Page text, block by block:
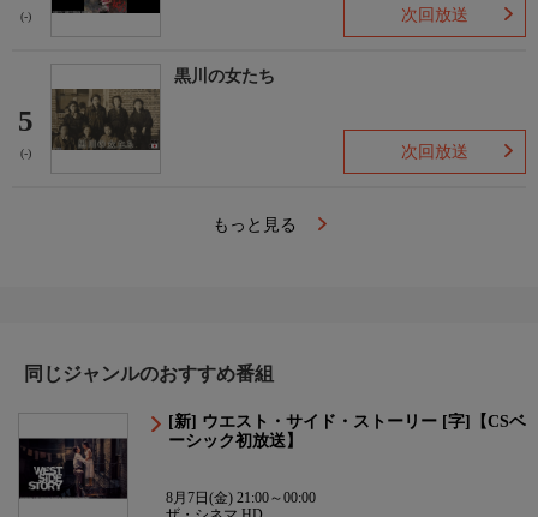
(-) 次回放送
5
(-)
黒川の女たち
次回放送
もっと見る
同じジャンルのおすすめ番組
[新] ウエスト・サイド・ストーリー [字]【CSベ
ーシック初放送】
8月7日(金) 21:00～00:00